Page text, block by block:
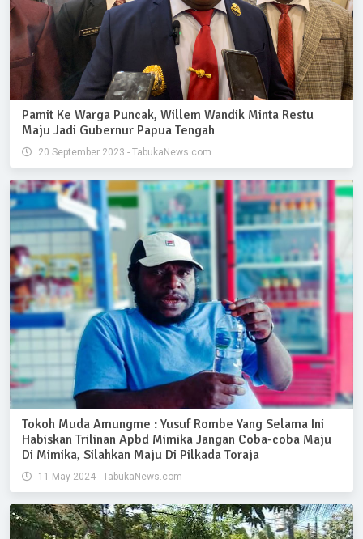
Pamit Ke Warga Puncak, Willem Wandik Minta Restu
Maju Jadi Gubernur Papua Tengah
20 September 2023 - TabukaNews.com
Tokoh Muda Amungme : Yusuf Rombe Yang Selama Ini
Habiskan Trilinan Apbd Mimika Jangan Coba-coba Maju
Di Mimika, Silahkan Maju Di Pilkada Toraja
11 May 2024 - TabukaNews.com